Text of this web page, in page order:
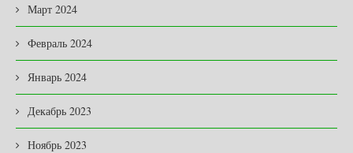
Март 2024
Февраль 2024
Январь 2024
Декабрь 2023
Ноябрь 2023